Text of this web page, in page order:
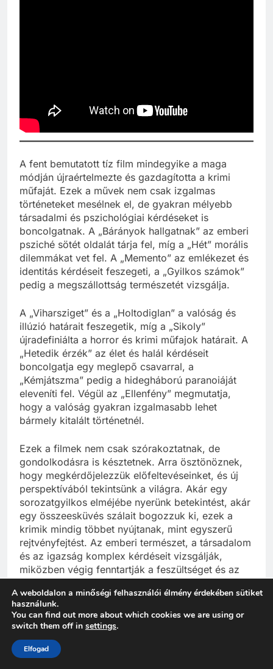
A fent bemutatott tíz film mindegyike a maga
módján újraértelmezte és gazdagította a krimi
műfaját. Ezek a művek nem csak izgalmas
történeteket mesélnek el, de gyakran mélyebb
társadalmi és pszichológiai kérdéseket is
boncolgatnak. A „Bárányok hallgatnak” az emberi
psziché sötét oldalát tárja fel, míg a „Hét” morális
dilemmákat vet fel. A „Memento” az emlékezet és
identitás kérdéseit feszegeti, a „Gyilkos számok”
pedig a megszállottság természetét vizsgálja.
A „Viharsziget” és a „Holtodiglan” a valóság és
illúzió határait feszegetik, míg a „Sikoly”
újradefiniálta a horror és krimi műfajok határait. A
„Hetedik érzék” az élet és halál kérdéseit
boncolgatja egy meglepő csavarral, a
„Kémjátszma” pedig a hidegháború paranoiáját
eleveníti fel. Végül az „Ellenfény” megmutatja,
hogy a valóság gyakran izgalmasabb lehet
bármely kitalált történetnél.
Ezek a filmek nem csak szórakoztatnak, de
gondolkodásra is késztetnek. Arra ösztönöznek,
hogy megkérdőjelezzük előfeltevéseinket, és új
perspektívából tekintsünk a világra. Akár egy
sorozatgyilkos elméjébe nyerünk betekintést, akár
egy összeesküvés szálait bogozzuk ki, ezek a
krimik mindig többet nyújtanak, mint egyszerű
rejtvényfejtést. Az emberi természet, a társadalom
és az igazság komplex kérdéseit vizsgálják,
miközben végig fenntartják a feszültséget és az
A kritikusok által is elismert krimik bizonyítják,
hogy a műfaj képes intellektuálisan stimuláló és
művészileg értékes alkotásokat produkálni. Ezek a
filmek nem csak a bűnügyi történetek kedvelőinek
A weboldalon a minőségi felhasználói élmény érdekében sütiket
használunk.
You can find out more about which cookies we are using or
switch them off in settings.
Elfogad